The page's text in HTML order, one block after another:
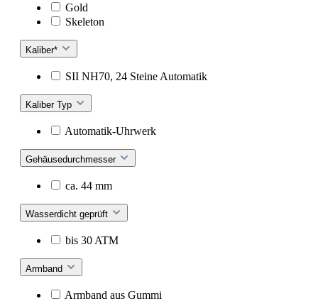
Gold
Skeleton
Kaliber*
SII NH70, 24 Steine Automatik
Kaliber Typ
Automatik-Uhrwerk
Gehäusedurchmesser
ca. 44 mm
Wasserdicht geprüft
bis 30 ATM
Armband
Armband aus Gummi